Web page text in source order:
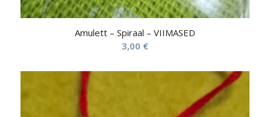
Amulett – Spiraal – VIIMASED
3,00 €